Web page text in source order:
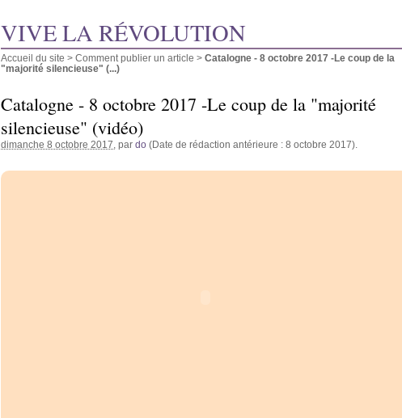
VIVE LA RÉVOLUTION
Accueil du site > Comment publier un article > Catalogne - 8 octobre 2017 -Le coup de la
"majorité silencieuse" (...)
Catalogne - 8 octobre 2017 -Le coup de la "majorité
silencieuse" (vidéo)
dimanche 8 octobre 2017 , par do (Date de rédaction antérieure : 8 octobre 2017).